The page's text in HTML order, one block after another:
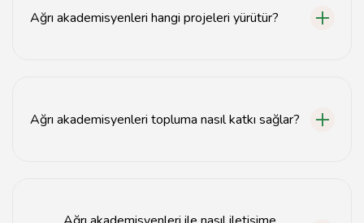
Ağrı akademisyenleri hangi projeleri yürütür?
Ağrı akademisyenleri topluma nasıl katkı sağlar?